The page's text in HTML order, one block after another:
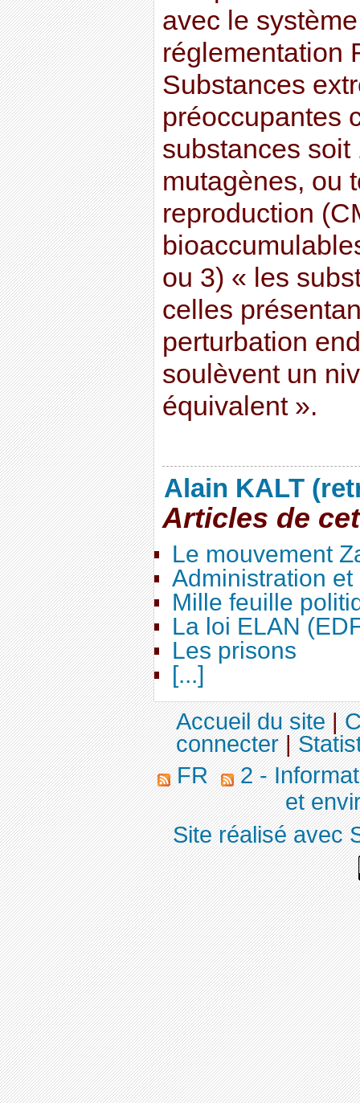
avec le
réglementation
Substances
préoccupantes
substances
mutagènes, ou
reproduction
ou 3) « les
celles
perturbation
soulèvent un
équivalent ».
Alain KALT
Articles de
Le mouvement
Administration
Mille feuille
La loi ELAN
Les prisons
[...]
Accueil du site|
connecter|
FR
2 -
et
Site réalisé avec